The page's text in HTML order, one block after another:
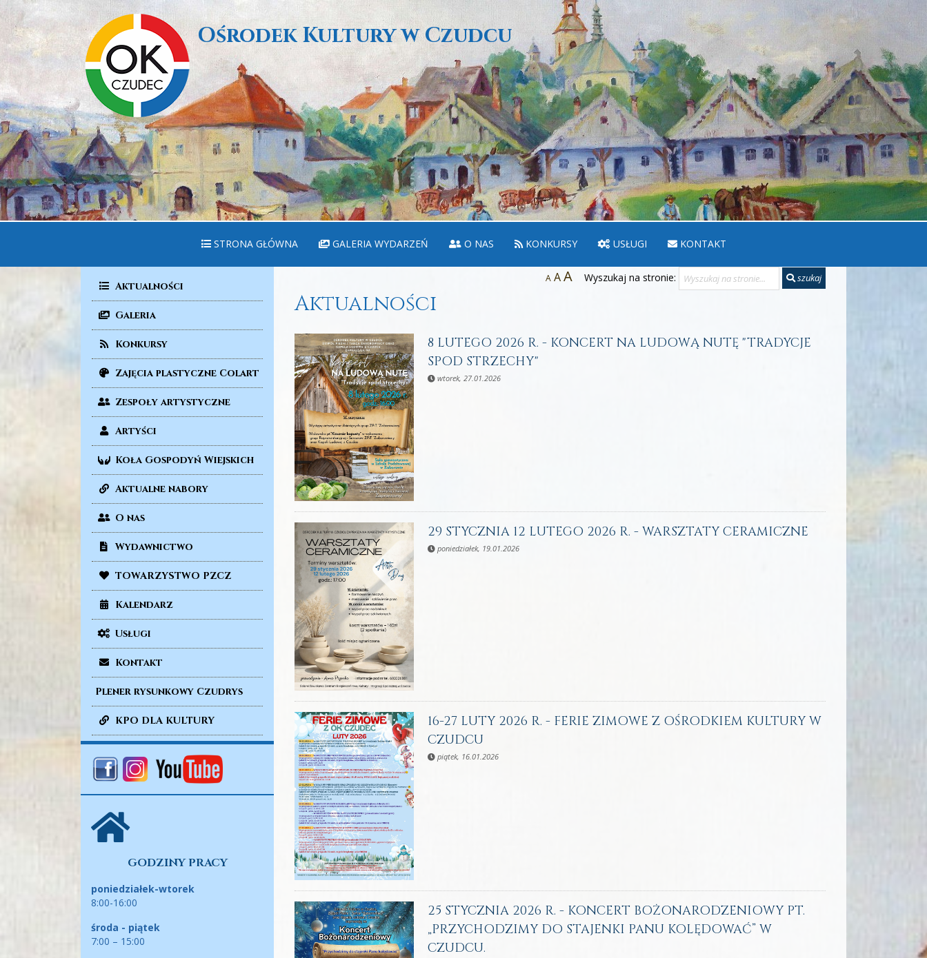
Ośrodek Kultury w Czudcu
STRONA GŁÓWNA GALERIA WYDARZEŃ O NAS KONKURSY USŁUGI KONTAKT
Aktualności
Galeria
Konkursy
Zajęcia plastyczne Colart
Zespoły artystyczne
Artyści
Koła Gospodyń Wiejskich
Aktualne nabory
O nas
Wydawnictwo
TOWARZYSTWO PZCZ
Kalendarz
Usługi
Kontakt
Plener rysunkowy Czudrys
KPO DLA KULTURY
GODZINY PRACY
poniedziałek-wtorek
8:00-16:00
środa - piątek
7:00 – 15:00
A AA Wyszukaj na stronie: szukaj
Aktualności
8 LUTEGO 2026 R. - KONCERT NA LUDOWĄ NUTĘ "TRADYCJE
SPOD STRZECHY"
wtorek, 27.01.2026
29 STYCZNIA 12 LUTEGO 2026 R. - WARSZTATY CERAMICZNE
poniedziałek, 19.01.2026
16-27 LUTY 2026 R. - FERIE ZIMOWE Z OŚRODKIEM KULTURY W
CZUDCU
piątek, 16.01.2026
25 STYCZNIA 2026 R. - KONCERT BOŻONARODZENIOWY PT.
„PRZYCHODZIMY DO STAJENKI PANU KOLĘDOWAĆ” W
CZUDCU.